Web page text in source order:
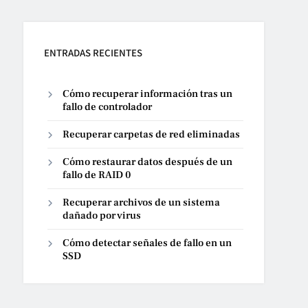
ENTRADAS RECIENTES
Cómo recuperar información tras un
fallo de controlador
Recuperar carpetas de red eliminadas
Cómo restaurar datos después de un
fallo de RAID 0
Recuperar archivos de un sistema
dañado por virus
Cómo detectar señales de fallo en un
SSD